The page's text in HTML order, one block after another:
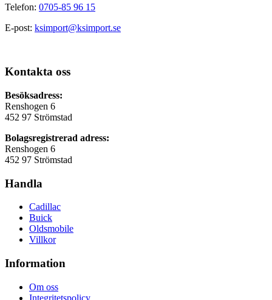
Telefon: 0705-85 96 15
E-post: ksimport@ksimport.se
Kontakta oss
Besöksadress:
Renshogen 6
452 97 Strömstad
Bolagsregistrerad adress:
Renshogen 6
452 97 Strömstad
Handla
Cadillac
Buick
Oldsmobile
Villkor
Information
Om oss
Integritetspolicy